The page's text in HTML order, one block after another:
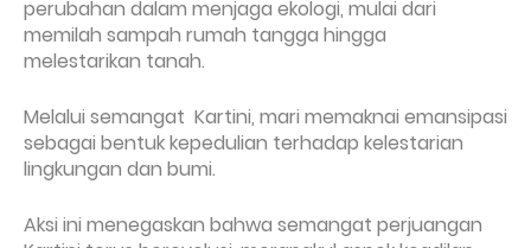
perubahan dalam menjaga ekologi, mulai dari
memilah sampah rumah tangga hingga
melestarikan tanah.
Melalui semangat Kartini, mari memaknai emansipasi
sebagai bentuk kepedulian terhadap kelestarian
lingkungan dan bumi.
Aksi ini menegaskan bahwa semangat perjuangan